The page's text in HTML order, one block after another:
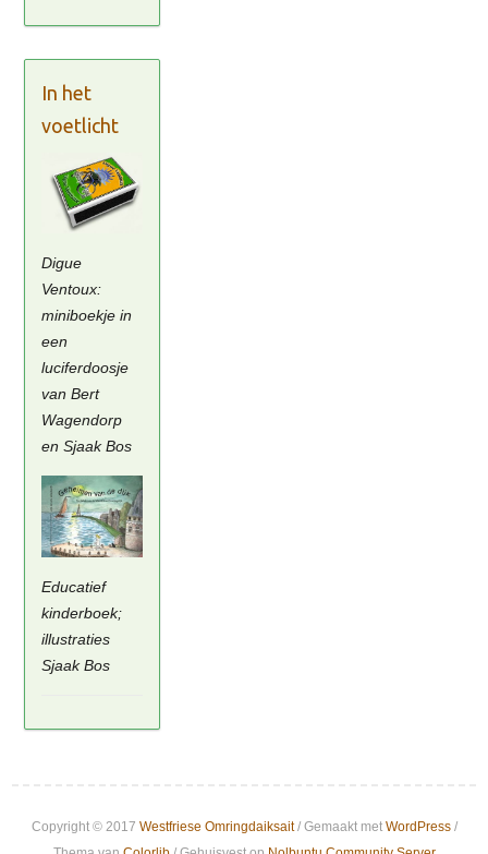
In het
voetlicht
Digue
Ventoux:
miniboekje in
een
luciferdoosje
van Bert
Wagendorp
en Sjaak Bos
Educatief
kinderboek;
illustraties
Sjaak Bos
Copyright © 2017 Westfriese Omringdaiksait/ Gemaakt met WordPress/